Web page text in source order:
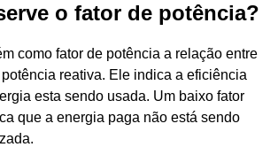
o fator de potência?
como fator de potência a relação entre
reativa. Ele indica a eficiência
esta sendo usada. Um baixo fator
que a energia paga não está sendo